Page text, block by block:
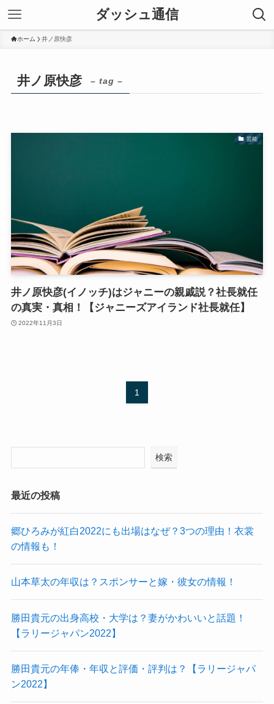
ダッシュ通信
ホーム 井ノ原快彦
井ノ原快彦 – tag –
芸能
井ノ原快彦(イノッチ)はジャニーの親戚説？社長就任
の真実・真相！【ジャニーズアイランド社長就任】
2022年11月3日
1
検索
最近の投稿
郷ひろみが紅白2022にも出場はなぜ？3つの理由！衣裳
の情報も！
山本草太の年収は？スポンサーと嫁・彼女の情報！
勝田貴元の出身高校・大学は？妻がかわいいと話題！
【ラリージャパン2022】
勝田貴元の年俸・年収と評価・評判は？【ラリージャパ
ン2022】